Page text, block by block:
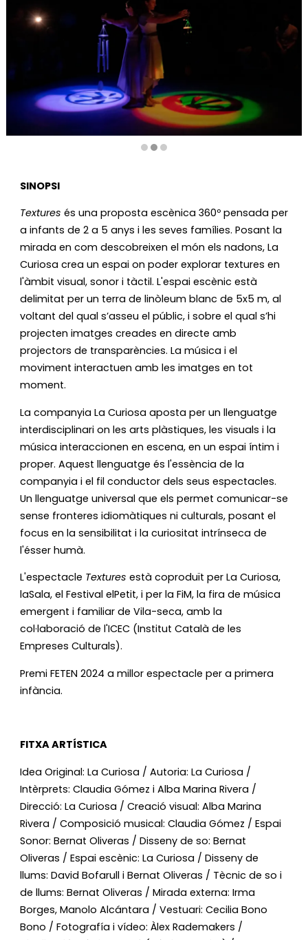
SINOPSI
Textures és una proposta escènica 360º pensada per
a infants de 2 a 5 anys i les seves famílies. Posant la
mirada en com descobreixen el món els nadons, La
Curiosa crea un espai on poder explorar textures en
l'àmbit visual, sonor i tàctil. L'espai escènic està
delimitat per un terra de linòleum blanc de 5x5 m, al
voltant del qual s’asseu el públic, i sobre el qual s’hi
projecten imatges creades en directe amb
projectors de transparències. La música i el
moviment interactuen amb les imatges en tot
moment.
La companyia La Curiosa aposta per un llenguatge
interdisciplinari on les arts plàstiques, les visuals i la
música interaccionen en escena, en un espai íntim i
proper. Aquest llenguatge és l'essència de la
companyia i el fil conductor dels seus espectacles.
Un llenguatge universal que els permet comunicar-se
sense fronteres idiomàtiques ni culturals, posant el
focus en la sensibilitat i la curiositat intrínseca de
l'ésser humà.
L'espectacle Textures està coproduït per La Curiosa,
laSala, el Festival elPetit, i per la FiM, la fira de música
emergent i familiar de Vila-seca, amb la
col·laboració de l'ICEC (Institut Català de les
Empreses Culturals).
Premi FETEN 2024 a millor espectacle per a primera
infància.
FITXA ARTÍSTICA
Idea Original: La Curiosa /
Direcció: La Curiosa / Creació visual: Alba Marina
Rivera / Composició musical: Claudia Gómez / Espai
Sonor: Bernat Oliveras / Disseny de so: Bernat
Oliveras / Espai escènic: La Curiosa / Disseny de
llums: David Bofarull i Bernat Oliveras / Tècnic de so i
de llums: Bernat Oliveras / Mirada externa: Irma
Borges, Manolo Alcántara / Vestuari: Cecilia Bono
Bono /